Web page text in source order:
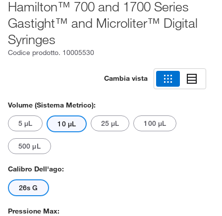
Hamilton™ 700 and 1700 Series
Gastight™ and Microliter™ Digital
Syringes
Codice prodotto. 10005530
Cambia vista
Volume (sistema Metrico):
5 μL 10 μL 25 μL 100 μL
500 μL
Calibro Dell'ago:
26s G
Pressione Max: